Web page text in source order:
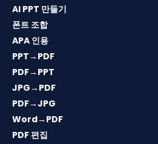
AI PPT 만들기
폰트 조합
APA 인용
PPT→PDF
PDF→PPT
JPG→PDF
PDF→JPG
Word→PDF
PDF 편집